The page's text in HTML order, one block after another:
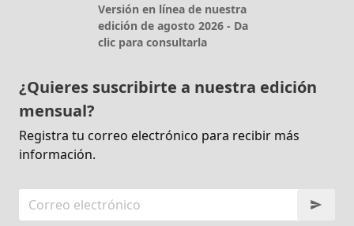
Versión en línea de nuestra
edición de agosto 2026 - Da
clic para consultarla
¿Quieres suscribirte a nuestra edición
mensual?
Registra tu correo electrónico para recibir más
información.